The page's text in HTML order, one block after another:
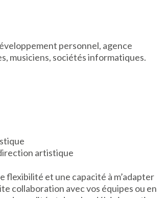
personnel, agence
musiciens, sociétés informatiques.
artistique
flexibilité et une capacité à m’adapter
collaboration avec vos équipes ou en